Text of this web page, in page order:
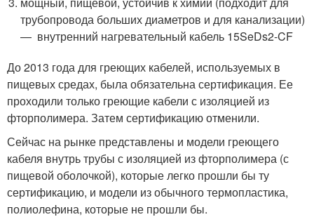
трубопровода больших диаметров и для канализации)
— внутренний нагревательный кабель 15SeDs2-CF
До 2013 года для греющих кабелей, используемых в
пищевых средах, была обязательна сертификация. Ее
проходили только греющие кабели с изоляцией из
фторполимера. Затем сертификацию отменили.
Сейчас на рынке представлены и модели греющего
кабеля внутрь трубы с изоляцией из фторполимера (с
пищевой оболочкой), которые легко прошли бы ту
сертификацию, и модели из обычного термопластика,
полиолефина, которые не прошли бы.